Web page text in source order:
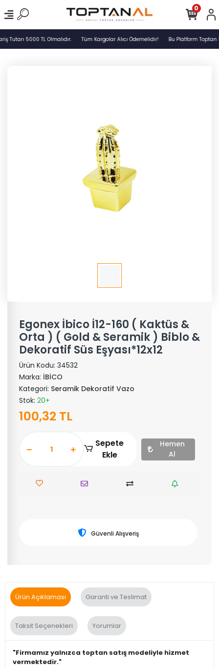
Tutarı 5000 TL Olmalıdır. Tüm Kargolar Alıcı Ödemelidir! Bu Platform Toptan
0
Egonex İbico İ12-160 ( Kaktüs &
Orta ) ( Gold & Seramik ) Biblo &
Dekoratif Süs Eşyası*12x12
Ürün Kodu: 34532
Marka: İBİCO
Kategori: Seramik Dekoratif Vazo
Stok: 20+
100,32 TL
Sepete
Ekle
Hemen
Al
Güvenli Alışveriş
Ürün Açıklaması Garanti ve Teslimat
Taksit Seçenekleri Yorumlar
"Firmamız yalnızca toptan satış modeliyle hizmet
vermektedir."